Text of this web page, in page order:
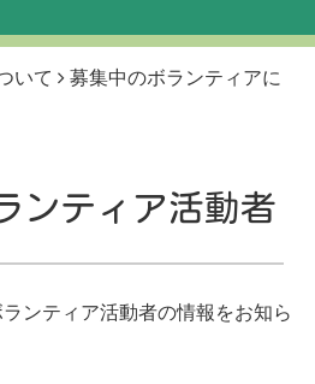
いて 募集中のボランティアに
ンティア活動者
ンティア活動者の情報をお知ら